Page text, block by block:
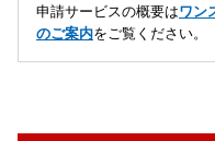
申請サービスの概要はワン
のご案内をご覧ください。